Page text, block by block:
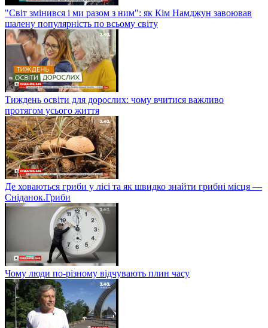
"Світ змінився і ми разом з ним": як Кім Намджун завоював
шалену популярність по всьому світу
Тиждень освіти для дорослих: чому вчитися важливо
протягом усього життя
Де ховаються гриби у лісі та як швидко знайти грибні місця —
Сніданок.Гриби
Чому люди по-різному відчувають плин часу